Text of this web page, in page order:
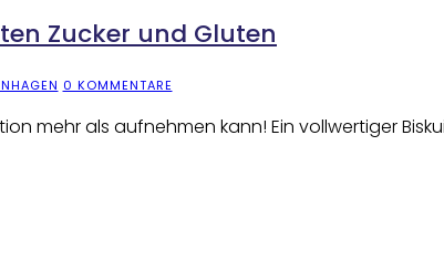
Zucker und Gluten
0 KOMMENTARE
mehr als aufnehmen kann! Ein vollwertiger